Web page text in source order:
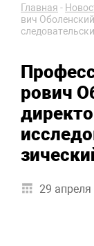
Главная -
вич
ро­вич
29 апреля